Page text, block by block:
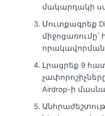
մակարդակի
Մուտքագրեք
Լրացրեք 9
Airdrop-ի